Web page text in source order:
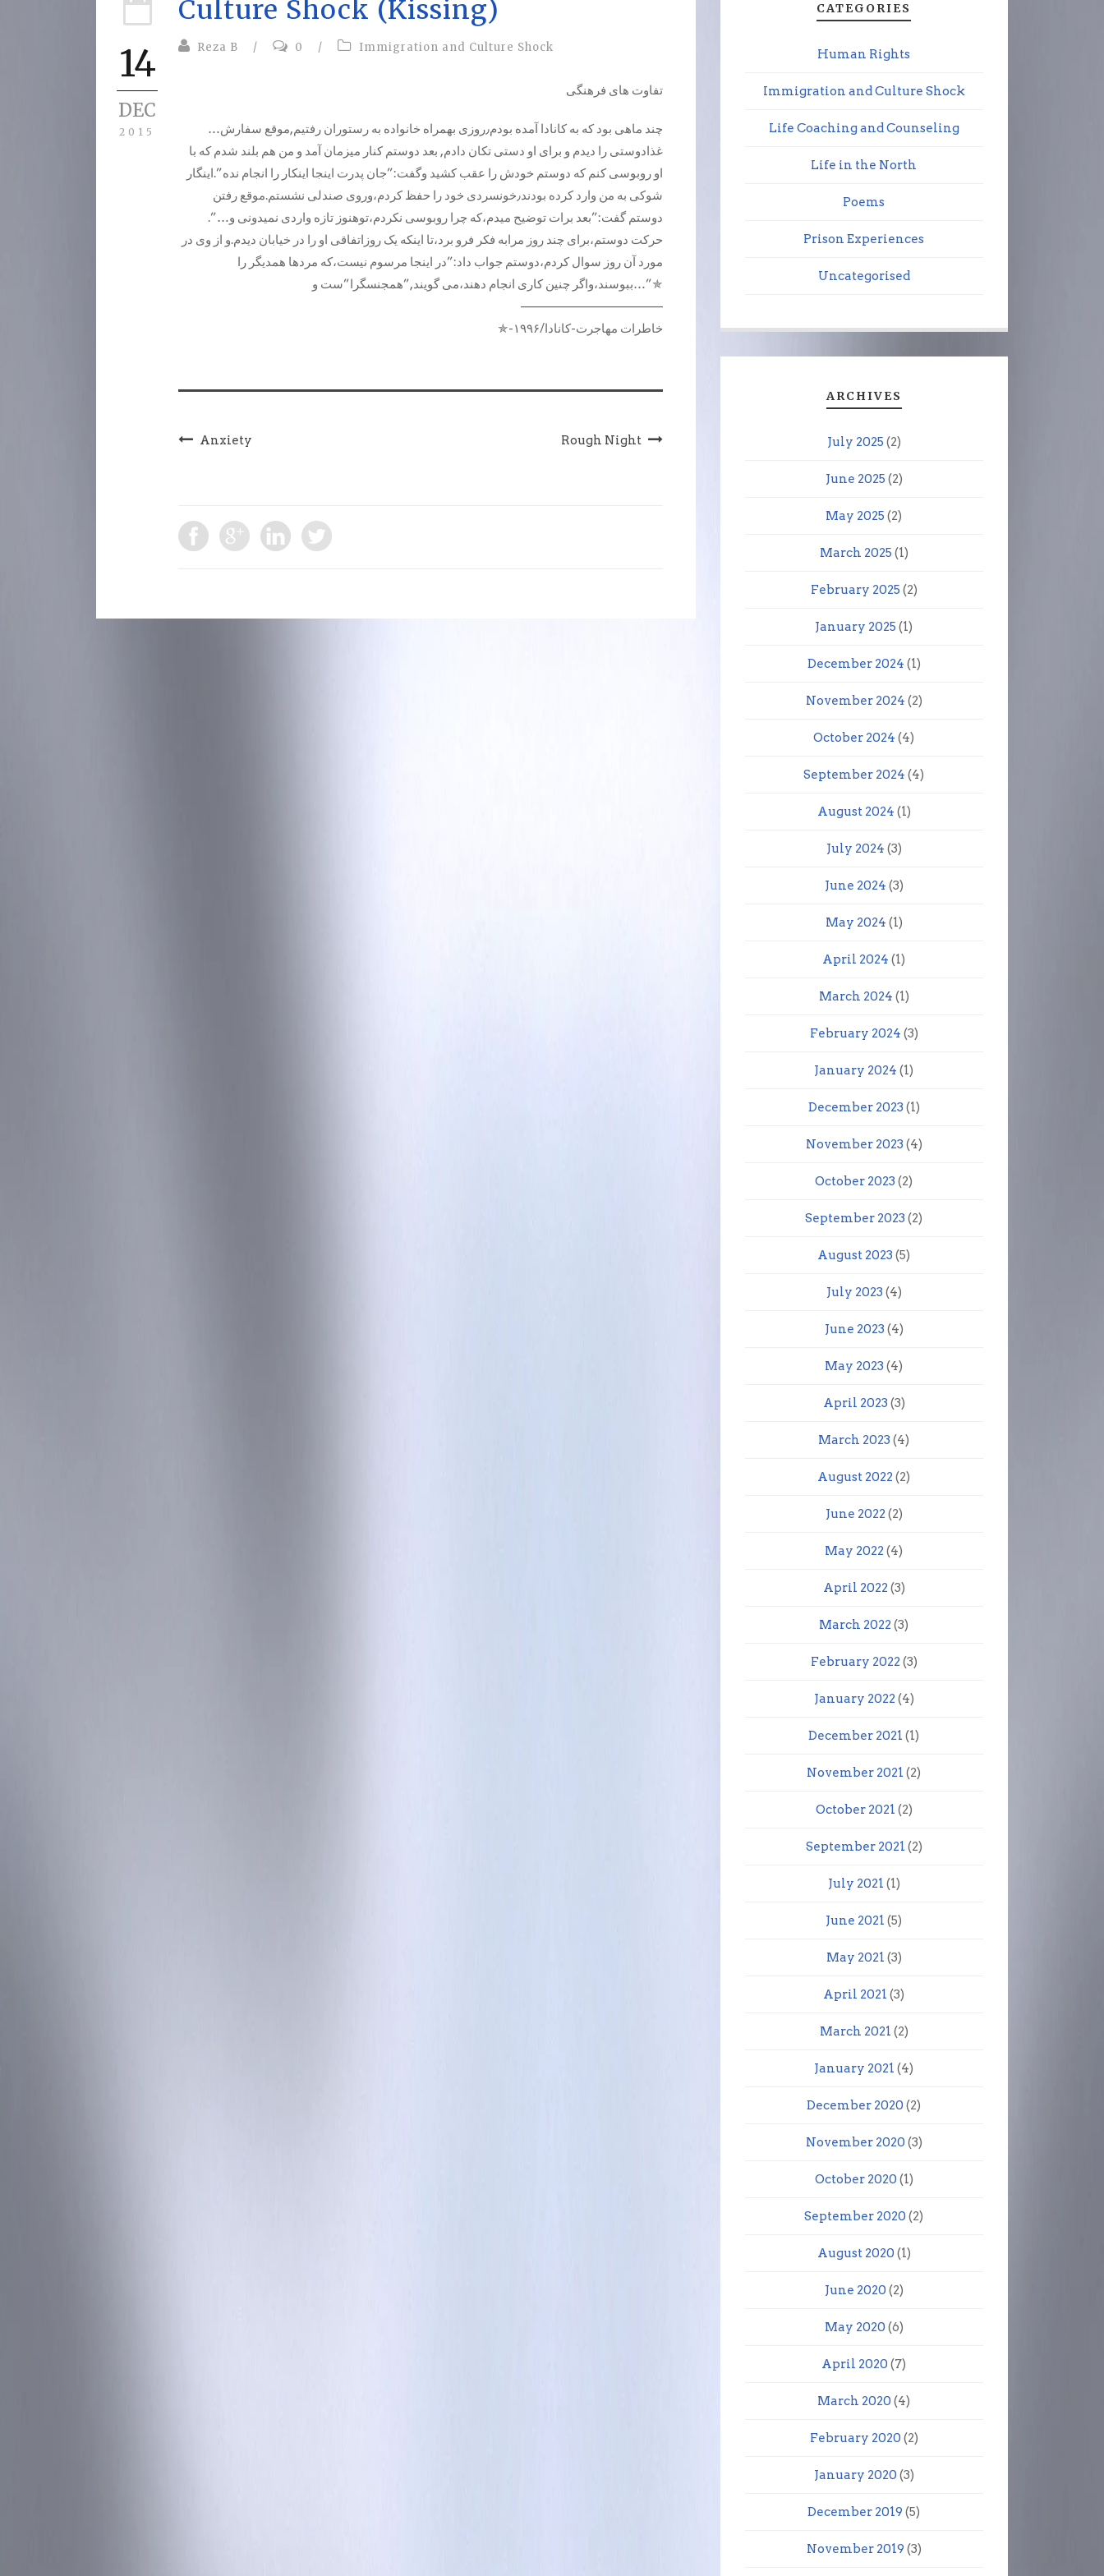
14
DEC
2015
Culture Shock (Kissing)
Reza B / 0 / Immigration and Culture Shock
تفاوت های فرهنگی
…چند ماهی بود که به کانادا آمده بودم٫روزی بهمراه خانواده به رستوران رفتیم,موقع سفارش
غذادوستی را دیدم و برای او دستی تکان دادم, بعد دوستم کنار میزمان آمد و من هم بلند شدم که با
او روبوسی کنم که دوستم خودش را عقب کشید وگفت:”جان پدرت اینجا اینکار را انجام نده”.اینگار
شوکی به من وارد کرده بودند٫خونسردی خود را حفظ کردم،وروی صندلی نشستم.موقع رفتن
دوستم گفت:”بعد برات توضیح میدم،که چرا روبوسی نکردم،توهنوز تازه واردی نمیدونی و…”.
حرکت دوستم،برای چند روز مرابه فکر فرو برد،تا اینکه یک روزاتفاقی او را در خیابان دیدم.و از وی در
مورد آن روز سوال کردم،دوستم جواب داد:”در اینجا مرسوم نیست،که مردها همدیگر را
ببوسند،واگر چنین کاری انجام دهند،می گویند,”همجنسگرا”ست و…”✯
———————————–
✯-خاطرات مهاجرت-کانادا/۱۹۹۶
Anxiety Rough Night
CATEGORIES
Human Rights
Immigration and Culture Shock
Life Coaching and Counseling
Life in the North
Poems
Prison Experiences
Uncategorised
ARCHIVES
July 2025 (2)
June 2025 (2)
May 2025 (2)
March 2025 (1)
February 2025 (2)
January 2025 (1)
December 2024 (1)
November 2024 (2)
October 2024 (4)
September 2024 (4)
August 2024 (1)
July 2024 (3)
June 2024 (3)
May 2024 (1)
April 2024 (1)
March 2024 (1)
February 2024 (3)
January 2024 (1)
December 2023 (1)
November 2023 (4)
October 2023 (2)
September 2023 (2)
August 2023 (5)
July 2023 (4)
June 2023 (4)
May 2023 (4)
April 2023 (3)
March 2023 (4)
August 2022 (2)
June 2022 (2)
May 2022 (4)
April 2022 (3)
March 2022 (3)
February 2022 (3)
January 2022 (4)
December 2021 (1)
November 2021 (2)
October 2021 (2)
September 2021 (2)
July 2021 (1)
June 2021 (5)
May 2021 (3)
April 2021 (3)
March 2021 (2)
January 2021 (4)
December 2020 (2)
November 2020 (3)
October 2020 (1)
September 2020 (2)
August 2020 (1)
June 2020 (2)
May 2020 (6)
April 2020 (7)
March 2020 (4)
February 2020 (2)
January 2020 (3)
December 2019 (5)
November 2019 (3)